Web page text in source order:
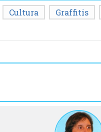
Cultura Graffitis